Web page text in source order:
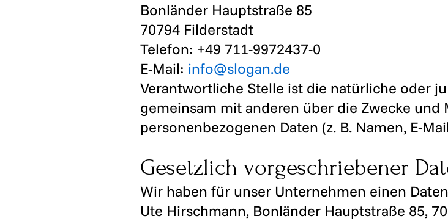
Bonländer Hauptstraße 85
70794 Filderstadt
Telefon: +49 711-9972437-0
E-Mail: info@slogan.de
Verantwortliche Stelle ist die natürliche oder
gemeinsam mit anderen über die Zwecke
personenbezogenen Daten (z. B. Namen, E-
Gesetzlich vorgeschriebener
Wir haben für unser Unternehmen einen
Ute Hirschmann, Bonländer Hauptstraße 85,